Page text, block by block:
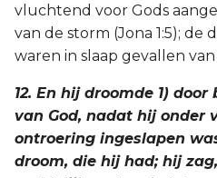
vluchtend voor Gods
van de storm (Jona 1:5); de
waren in slaap gevallen
12. En hij droomde 1)
van God, nadat hij onder
ontroering ingeslapen
droom, die hij had; hij